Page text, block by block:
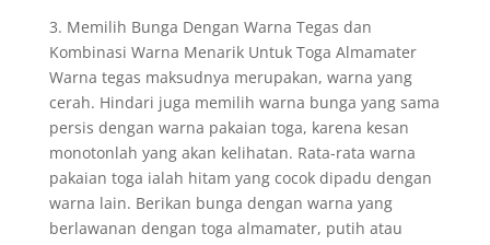
3. Memilih Bunga Dengan Warna Tegas dan
Kombinasi Warna Menarik Untuk Toga Almamater
Warna tegas maksudnya merupakan, warna yang
cerah. Hindari juga memilih warna bunga yang sama
persis dengan warna pakaian toga, karena kesan
monotonlah yang akan kelihatan. Rata-rata warna
pakaian toga ialah hitam yang cocok dipadu dengan
warna lain. Berikan bunga dengan warna yang
berlawanan dengan toga almamater, putih atau